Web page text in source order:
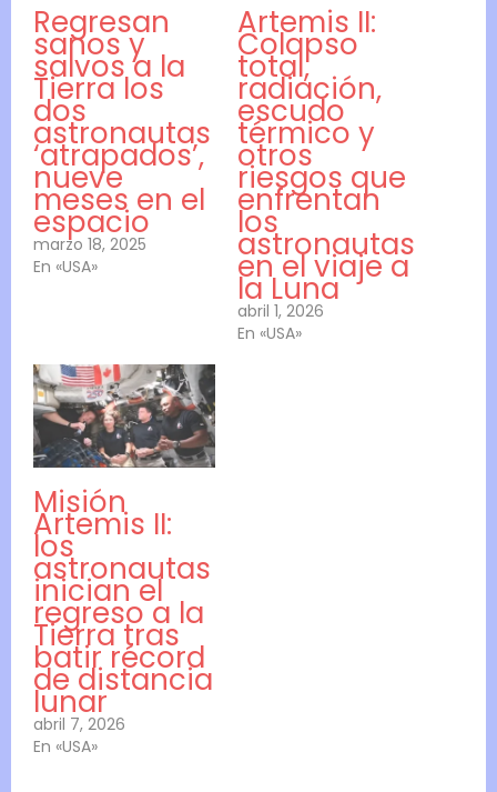
Regresan
sanos y
salvos a la
Tierra los
dos
astronautas
‘atrapados’,
nueve
meses en el
espacio
marzo 18, 2025
En «USA»
Artemis II:
Colapso
total,
radiación,
escudo
térmico y
otros
riesgos que
enfrentan
los
astronautas
en el viaje a
la Luna
abril 1, 2026
En «USA»
Misión
Artemis II:
los
astronautas
inician el
regreso a la
Tierra tras
batir récord
de distancia
lunar
abril 7, 2026
En «USA»